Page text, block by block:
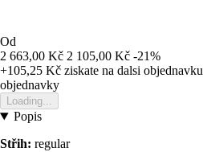
Od
2 663,00 Kč 2 105,00 Kč -21%
+105,25 Kč ziskate na dalsi objednavku
objednavky
Loading...
Popis
Střih: regular